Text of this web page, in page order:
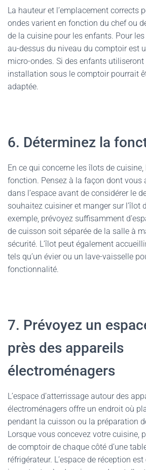
La hauteur et l’emplacement corrects
ondes varient en fonction du chef ou
de la cuisine pour les enfants. Pour
au-dessus du niveau du comptoir est
micro-ondes. Si des enfants utiliseront
installation sous le comptoir pourrait
adaptée.
6. Déterminez la
En ce qui concerne les îlots de
fonction. Pensez à la façon dont vous
dans l’espace avant de considérer le
souhaitez cuisiner et manger sur l’îlot
exemple, prévoyez suffisamment
de cuisson soit séparée de la salle à
sécurité. L’îlot peut également
tels qu’un évier ou un lave-vaisselle
fonctionnalité.
7. Prévoyez un
près des appareils
électroménagers
L’espace d’atterrissage autour des
électroménagers offre un endroit où
pendant la cuisson ou la préparation
Lorsque vous concevez votre cuisine,
de comptoir de chaque côté d’une
réfrigérateur. L’espace de réception